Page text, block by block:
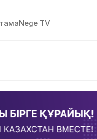
Nege TV